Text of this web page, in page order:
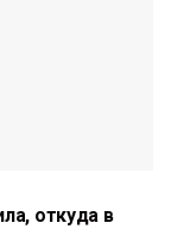
откуда в